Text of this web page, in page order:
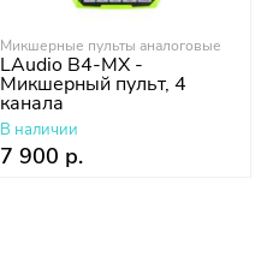
Микшерные пульты аналоговые
LAudio B4-MX -
Микшерный пульт, 4
канала
В наличии
7 900 р.